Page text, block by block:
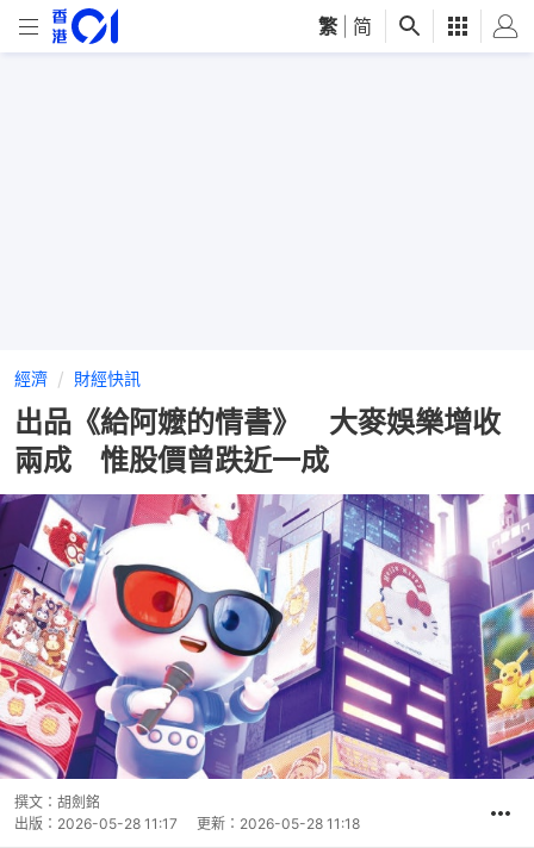
繁 简
經濟 財經快訊
出品《給阿嬤的情書》 大麥娛樂增收
兩成 惟股價曾跌近一成
撰文： 胡劍銘
出版： 2026-05-28 11:17 更新： 2026-05-28 11:18